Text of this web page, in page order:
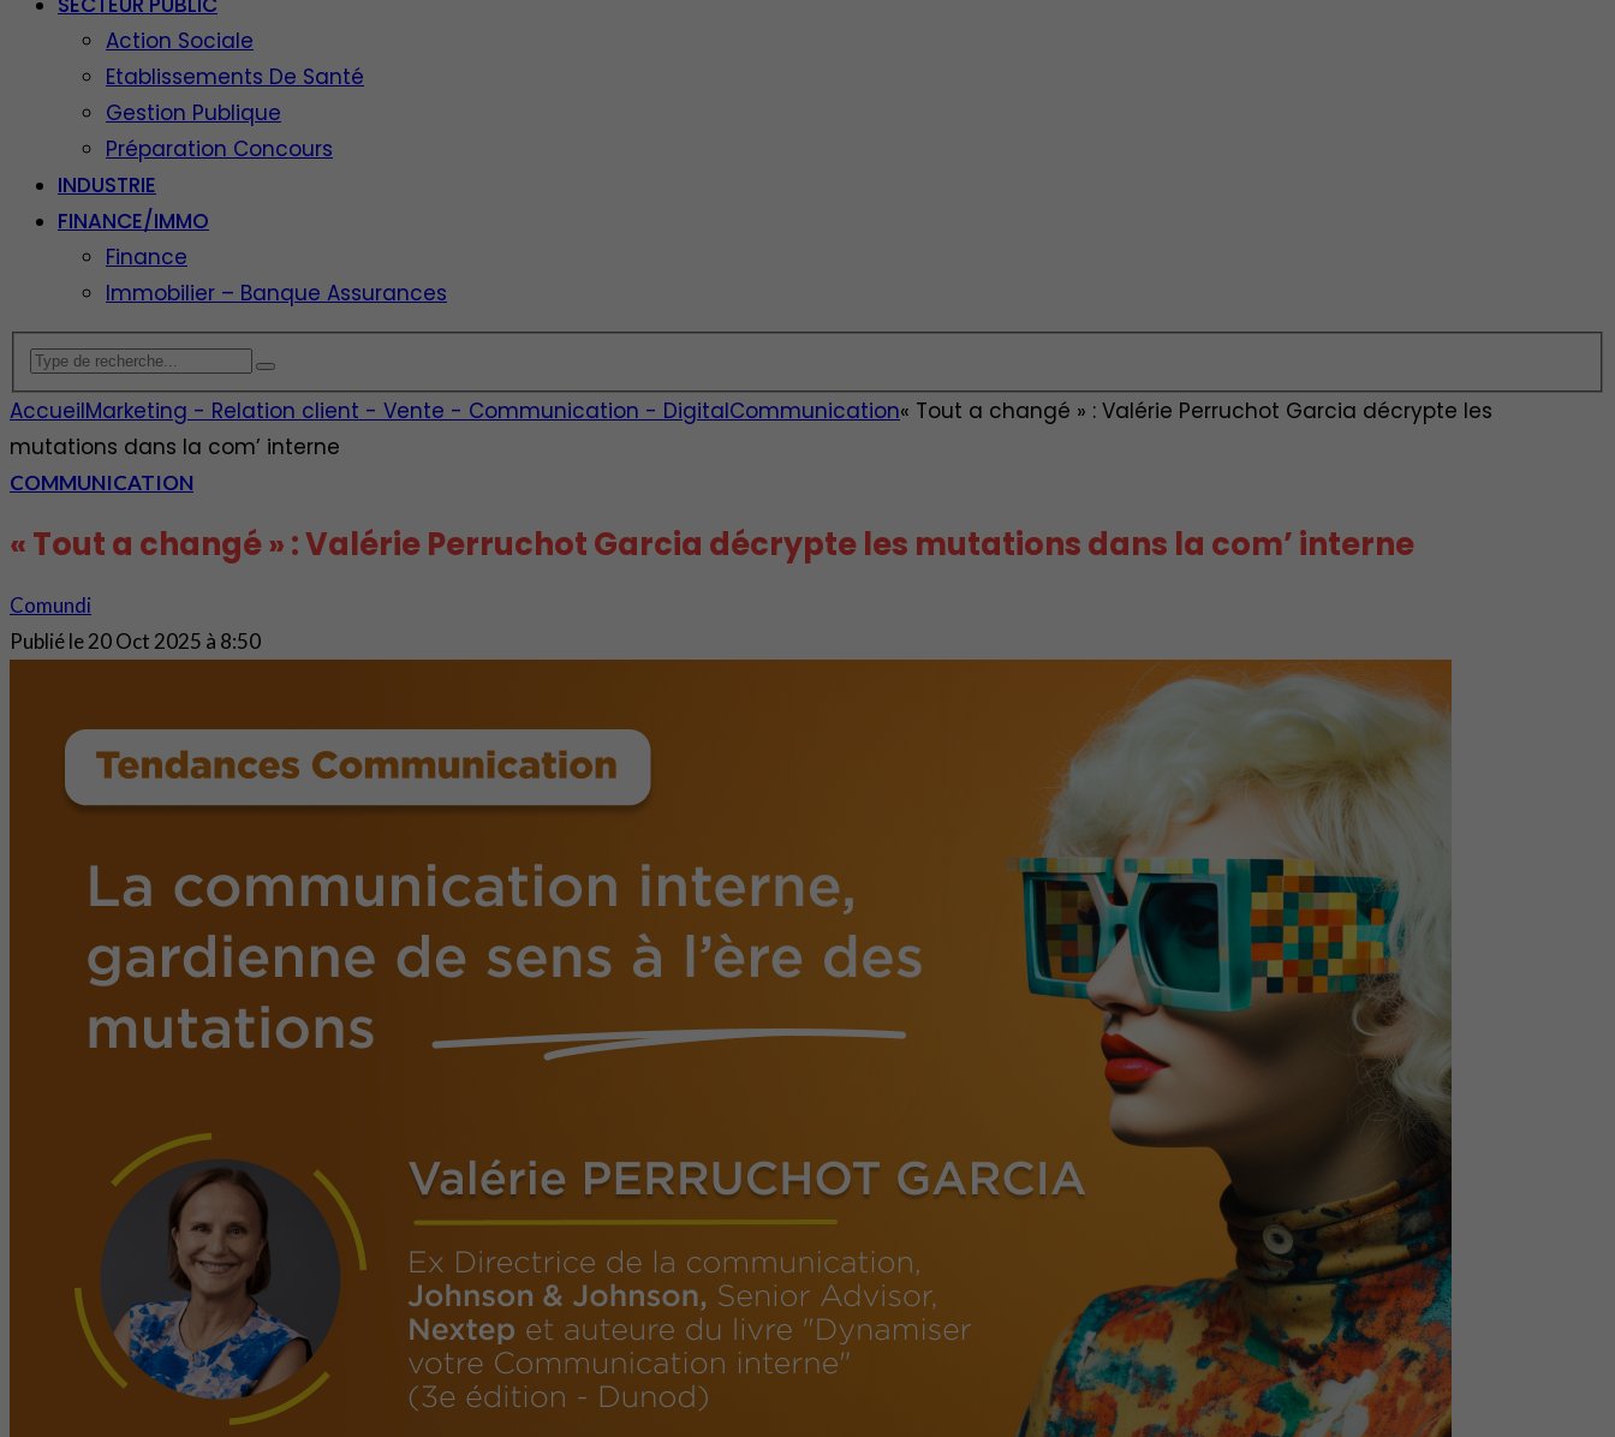
Action Sociale
Etablissements De Santé
Gestion Publique
Préparation Concours
INDUSTRIE
FINANCE/IMMO
Finance
Immobilier – Banque Assurances
AccueilMarketing - Relation client - Vente - Communication - DigitalCommunication« Tout a changé » : Valérie Perruchot Garcia décrypte les
mutations dans la com’ interne
COMMUNICATION
« Tout a changé » : Valérie Perruchot Garcia décrypte les mutations dans la com’ interne
Comundi
Publié le20 Oct 2025 à 8:50